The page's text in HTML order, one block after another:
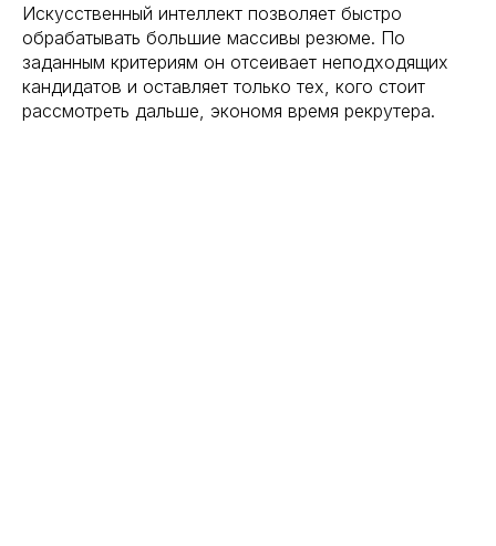
Искусственный интеллект позволяет быстро
обрабатывать большие массивы резюме. По
заданным критериям он отсеивает неподходящих
кандидатов и оставляет только тех, кого стоит
рассмотреть дальше, экономя время рекрутера.